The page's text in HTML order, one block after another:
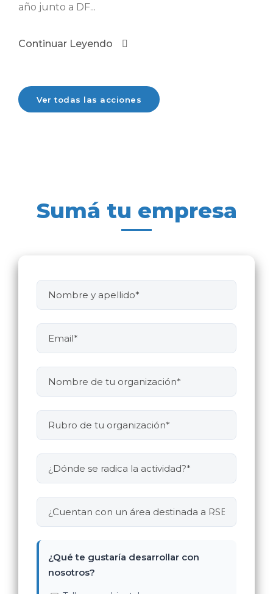
año junto a DF...
Continuar Leyendo
Ver todas las acciones
Sumá tu empresa
¿Qué te gustaría desarrollar con
nosotros?